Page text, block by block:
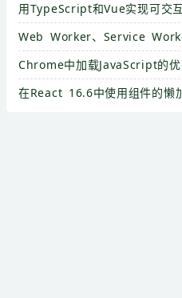
用TypeScript和Vue实现可交
Web Worker、Service
Chrome中加载JavaScript的优
在React 16.6中使用组件的懒